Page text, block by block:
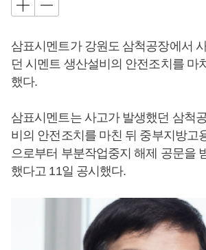
삼표시멘트가 강원도 삼척공장에서
던 시멘트 생산설비의 안전조치를 마
했다.
삼표시멘트는 사고가 발생했던 삼척
비의 안전조치를 마친 뒤 중부지방고
으로부터 부분작업중지 해제 공문을
했다고 11일 공시했다.